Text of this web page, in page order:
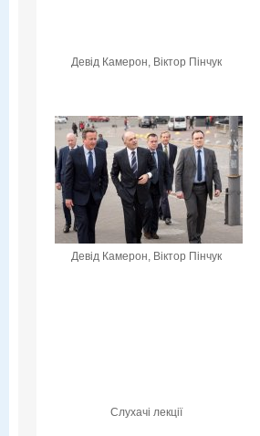
Девід Камерон, Віктор Пінчук
Девід Камерон, Віктор Пінчук
Слухачі лекції